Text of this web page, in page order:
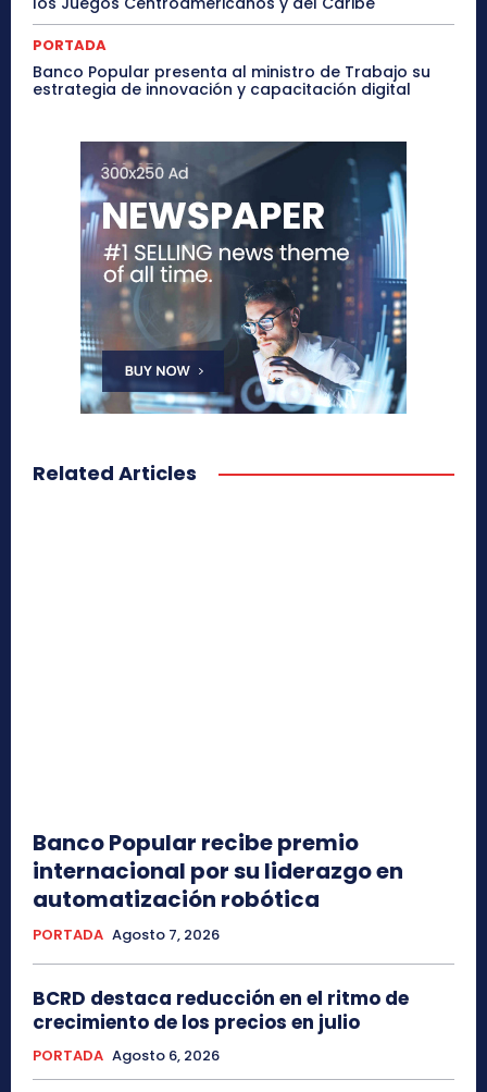
PORTADA
Banco Popular presenta al ministro de Trabajo su
estrategia de innovación y capacitación digital
Related Articles
Banco Popular recibe premio
internacional por su liderazgo en
automatización robótica
PORTADA Agosto 7, 2026
BCRD destaca reducción en el ritmo de
crecimiento de los precios en julio
PORTADA Agosto 6, 2026